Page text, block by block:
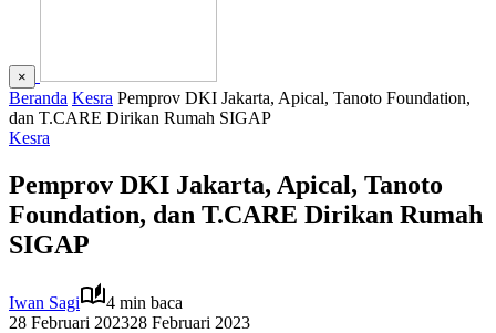
×
Beranda Kesra Pemprov DKI Jakarta, Apical, Tanoto Foundation,
dan T.CARE Dirikan Rumah SIGAP
Kesra
Pemprov DKI Jakarta, Apical, Tanoto
Foundation, dan T.CARE Dirikan Rumah
SIGAP
Iwan Sagi
4 min baca
28 Februari 202328 Februari 2023